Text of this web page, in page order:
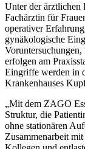
Unter der ärztlichen
Fachärztin für
operativer
gynäkologische
erfolgen am
Eingriffe werden in
Krankenhauses
„Mit dem ZAGO
Struktur, die
ohne stationären
Zusammenarbeit